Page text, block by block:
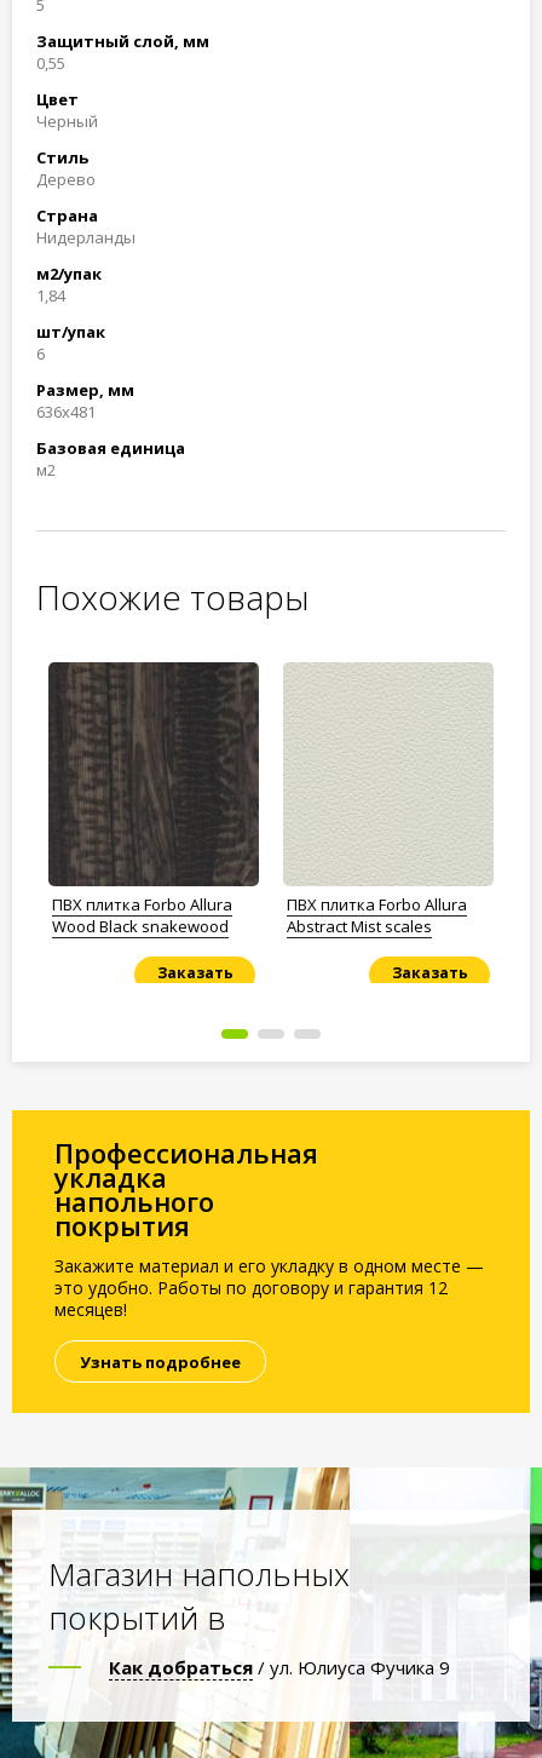
5
Защитный слой, мм
0,55
Цвет
Черный
Стиль
Дерево
Страна
Нидерланды
м2/упак
1,84
шт/упак
6
Размер, мм
636x481
Базовая единица
м2
Похожие товары
ПВХ плитка Forbo Allura
Wood Black snakewood
Заказать
ПВХ плитка Forbo Allura
Abstract Mist scales
Заказать
Профессиональная
укладка
напольного
покрытия
Закажите материал и его укладку в одном месте —
это удобно. Работы по договору и гарантия 12
месяцев!
Узнать подробнее
Магазин напольных
покрытий в
Как добраться / ул. Юлиуса Фучика 9